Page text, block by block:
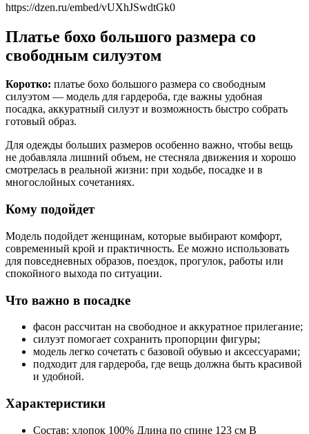
https://dzen.ru/embed/vUXhJSwdtGk0
Платье бохо большого размера со
свободным силуэтом
Коротко: платье бохо большого размера со свободным
силуэтом — модель для гардероба, где важны удобная
посадка, аккуратный силуэт и возможность быстро собрать
готовый образ.
Для одежды больших размеров особенно важно, чтобы вещь
не добавляла лишний объем, не стесняла движения и хорошо
смотрелась в реальной жизни: при ходьбе, посадке и в
многослойных сочетаниях.
Кому подойдет
Модель подойдет женщинам, которые выбирают комфорт,
современный крой и практичность. Ее можно использовать
для повседневных образов, поездок, прогулок, работы или
спокойного выхода по ситуации.
Что важно в посадке
фасон рассчитан на свободное и аккуратное прилегание;
силуэт помогает сохранить пропорции фигуры;
модель легко сочетать с базовой обувью и аксессуарами;
подходит для гардероба, где вещь должна быть красивой
и удобной.
Характеристики
Состав: хлопок 100% Длина по спине 123 см В